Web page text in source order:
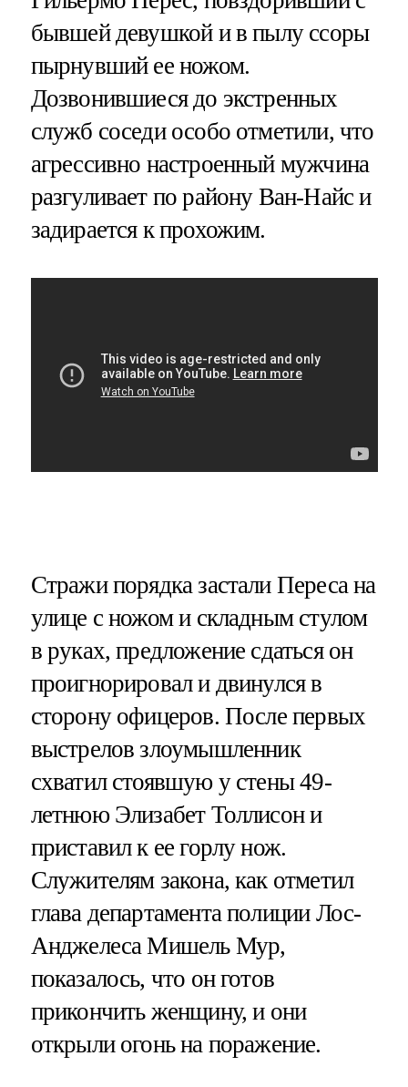
бывшей девушкой и в пылу ссоры
пырнувший ее ножом.
Дозвонившиеся до экстренных
служб соседи особо отметили, что
агрессивно настроенный мужчина
разгуливает по району Ван-Найс и
задирается к прохожим.
Стражи порядка застали Переса на
улице с ножом и складным стулом
в руках, предложение сдаться он
проигнорировал и двинулся в
сторону офицеров. После первых
выстрелов злоумышленник
схватил стоявшую у стены 49-
летнюю Элизабет Толлисон и
приставил к ее горлу нож.
Служителям закона, как отметил
глава департамента полиции Лос-
Анджелеса Мишель Мур,
показалось, что он готов
прикончить женщину, и они
открыли огонь на поражение.